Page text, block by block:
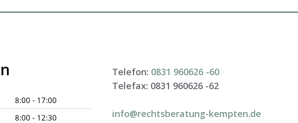
8:00 - 17:00
8:00 - 12:30
Telefon: 0831 960626 -60
Telefax: 0831 960626 -62
info@rechtsberatung-kempten.de